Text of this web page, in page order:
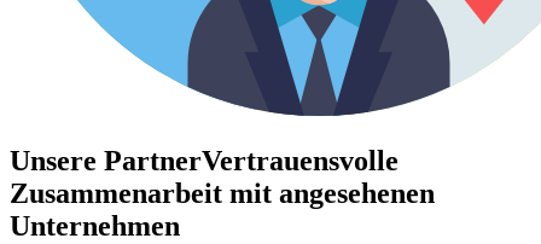
Unsere PartnerVertrauensvolle
Zusammenarbeit mit angesehenen
Unternehmen